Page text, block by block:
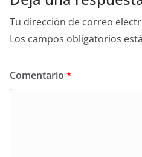
Tu dirección de correo
Los campos obligatorios
Comentario *